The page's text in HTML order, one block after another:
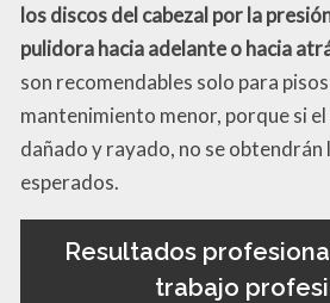
los discos del cabezal por la
pulidora hacia adelante o hacia
son recomendables solo para
mantenimiento menor, porque si
dañado y rayado, no se
esperados.
Resultados
trabajo